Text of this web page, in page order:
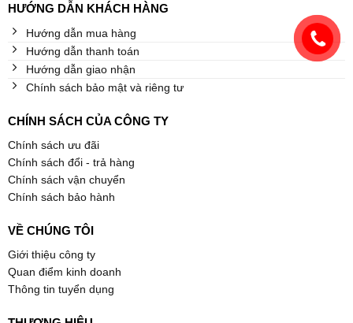
HƯỚNG DẪN KHÁCH HÀNG
Hướng dẫn mua hàng
Hướng dẫn thanh toán
Hướng dẫn giao nhận
Chính sách bảo mật và riêng tư
CHÍNH SÁCH CỦA CÔNG TY
Chính sách ưu đãi
Chính sách đổi - trả hàng
Chính sách vận chuyển
Chính sách bảo hành
VỀ CHÚNG TÔI
Giới thiệu công ty
Quan điểm kinh doanh
Thông tin tuyển dụng